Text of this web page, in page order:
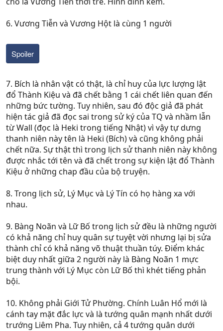
6. Vương Tiễn và Vương Hột là cùng 1 người
Spoiler
7. Bích là nhân vật có thật, là chỉ huy của lực lượng lật
đổ Thành Kiệu và đã chết bằng 1 cái chết liên quan đến
những bức tường. Tuy nhiên, sau đó độc giả đã phát
hiện tác giả đã đọc sai trong sử ký của TQ và nhầm lẫn
từ Wall (đọc là Heki trong tiếng Nhật) vì vậy tự dưng
thanh niên này tên là Heki (Bích) và cũng không phải
chết nữa. Sự thật thì trong lịch sử thanh niên này không
được nhắc tới tên và đã chết trong sự kiện lật đổ Thành
Kiệu ở những chap đầu của bộ truyện.
8. Trong lịch sử, Lý Mục và Lý Tín có họ hàng xa với
nhau.
9. Bàng Noãn và Lữ Bố trong lịch sử đều là những người
có khả năng chỉ huy quân sự tuyệt vời nhưng lại bị sửa
thành chỉ có khả năng võ thuật thuần túy. Điểm khác
biệt duy nhất giữa 2 người này là Bàng Noãn 1 mực
trung thành với Lý Mục còn Lữ Bố thì khét tiếng phản
bội.
10. Không phải Giới Tử Phường. Chính Luân Hổ mới là
cánh tay mặt đắc lực và là tướng quân mạnh nhất dưới
trướng Liêm Pha. Tuy nhiên, cả 4 tướng quân dưới